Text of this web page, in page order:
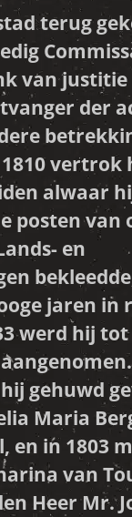
terug
van justitie
der
vertrok
alwaar
posten van
en
jaren in
werd hij tot
gehuwd
Maria
en in 1803
van
Heer Mr.